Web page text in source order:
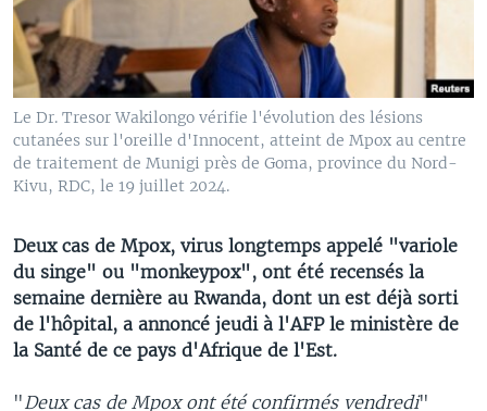
Le Dr. Tresor Wakilongo vérifie l'évolution des lésions
cutanées sur l'oreille d'Innocent, atteint de Mpox au centre
de traitement de Munigi près de Goma, province du Nord-
Kivu, RDC, le 19 juillet 2024.
Deux cas de Mpox, virus longtemps appelé "variole
du singe" ou "monkeypox", ont été recensés la
semaine dernière au Rwanda, dont un est déjà sorti
de l'hôpital, a annoncé jeudi à l'AFP le ministère de
la Santé de ce pays d'Afrique de l'Est.
" Deux cas de Mpox ont été confirmés vendredi"